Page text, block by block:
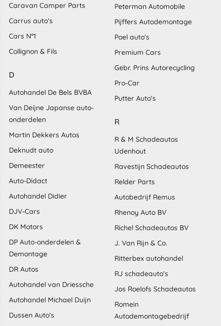
Caravan Camper Parts
Carrus auto's
Cars N°1
Collignon & Fils
D
Autohandel De Bels BVBA
Van Deijne Japanse auto-
onderdelen
Martin Dekkers Autos
Deknudt auto
Demeester
Auto-Didact
Autohandel Didier
DJV-Cars
DK Motors
DP Auto-onderdelen &
Demontage
DR Autos
Autohandel van Driessche
Autohandel Michael Duijn
Dussen Auto's
Peterman Automobile
Pijffers Autodemontage
Poel auto's
Premium Cars
Gebr. Prins Autorecycling
Pro-Car
Putter Auto's
R
R & M Schadeautos
Udenhout
Ravestijn Schadeautos
Relder Parts
Autobedrijf Remus
Rhenoy Auto BV
Richel Schadeautos BV
J. Van Rijn & Co.
Ritterbex autohandel
RJ schadeauto's
Jos Roelofs Schadeautos
Romein
Autodemontagebedrijf